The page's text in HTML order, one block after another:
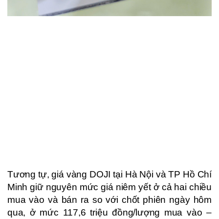
Tương tự, giá vàng DOJI tại Hà Nội và TP Hồ Chí
Minh giữ nguyên mức giá niêm yết ở cả hai chiều
mua vào và bán ra so với chốt phiên ngày hôm
qua, ở mức 117,6 triệu đồng/lượng mua vào –